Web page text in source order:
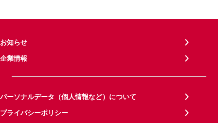
お知らせ
企業情報
パーソナルデータ（個人情報など）について
プライバシーポリシー